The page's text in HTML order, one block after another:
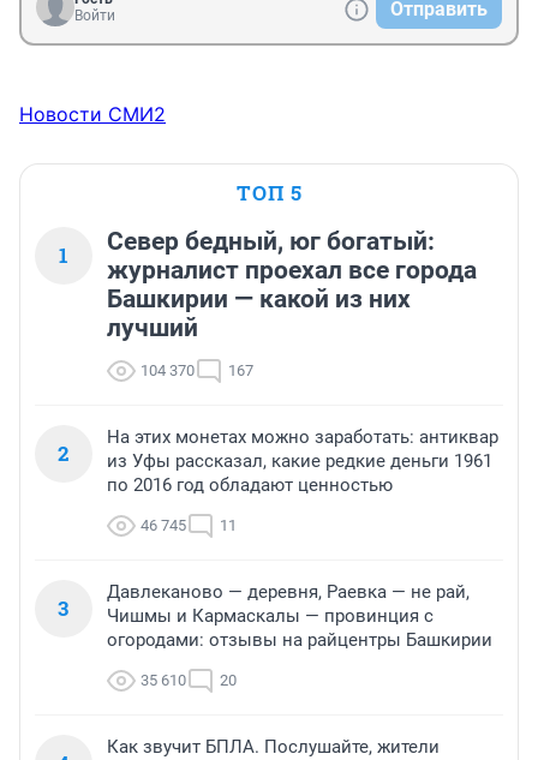
Войти
Отправить
Новости СМИ2
ТОП 5
1
Север бедный, юг богатый:
журналист проехал все города
Башкирии — какой из них
лучший
104 370 167
2
На этих монетах можно заработать: антиквар
из Уфы рассказал, какие редкие деньги 1961
по 2016 год обладают ценностью
46 745 11
3
Давлеканово — деревня, Раевка — не рай,
Чишмы и Кармаскалы — провинция с
огородами: отзывы на райцентры Башкирии
35 610 20
Как звучит БПЛА. Послушайте, жители